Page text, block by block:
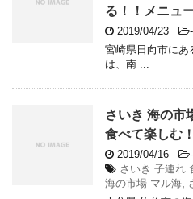
る！！メニュ
2019/04/23 -
宮崎県日向市にあ
は、南 ...
さいき 海の市
食べて楽しむ
2019/04/16 -
さいき 子連れ
海の市場 マル海,